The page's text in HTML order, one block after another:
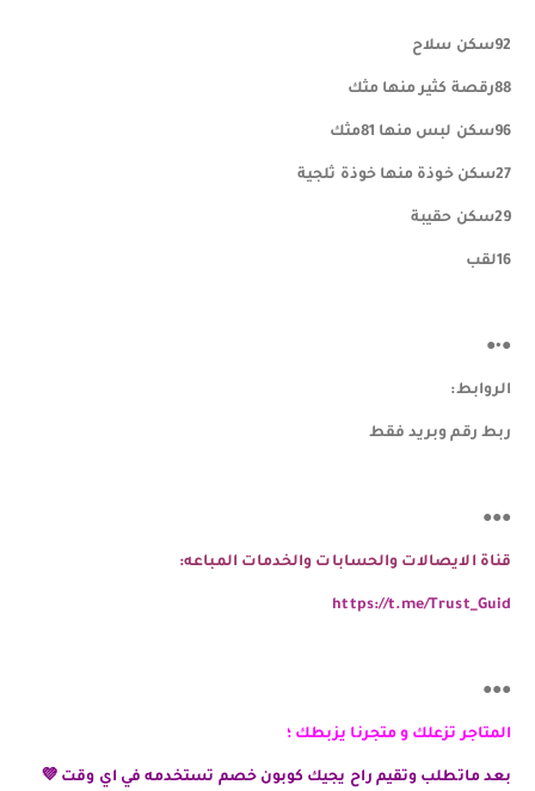
92سكن سلاح
88رقصة كثير منها مثك
96سكن لبس منها 81مثك
27سكن خوذة منها خوذة ثلجية
29سكن حقيبة
16لقب
●•●
الروابط:
ربط رقم وبريد فقط
●●●
قناة الايصالات والحسابات والخدمات المباعه:
https://t.me/Trust_Guid
●●●
المتاجر تزعلك و متجرنا يزبطك ؛
بعد ماتطلب وتقيم راح يجيك كوبون خصم تستخدمه في اي وقت 💜